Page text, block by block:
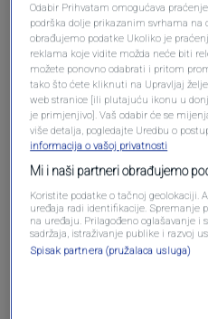
Odabir Prihvatam omogućava
podrška dolje prikazanim svrhama
obrađujemo podatke Ukoliko je
reklama koje vidite možda neće biti
možete ponovno odabrati i pritom
tako što ćete kliknuti na Upravljaj
web stranice [ili plutajuću ikonu u
je primjenjivo]. Vaš odabir će se
više detalja, pogledajte Uredbu o
informacija o vašoj privatnosti
Mi i naši partneri obrađujemo
Koristite podatke o tačnoj geolokaciji.
uređaja radi identifikacije. Spremanje
na uređaju. Prilagođeno oglašavanje i
sadržaja, istraživanje publike i razvoj
Spisak partnera (pružalaca usluga)